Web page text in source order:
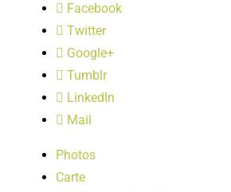
PRATIQUE
LOISIRS
PUBLICATIONS
Facebook
Twitter
Google+
Tumblr
LinkedIn
Mail
Photos
Carte